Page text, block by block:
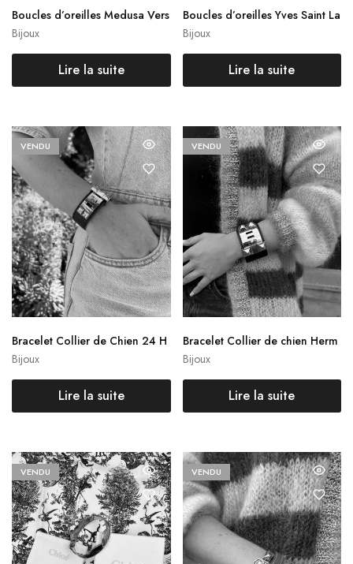
Bijoux
Boucles d’oreilles Medusa Vers
ace
Lire la suite
Bijoux
Boucles d’oreilles Yves Saint La
urent
Lire la suite
VENDU
Bijoux
Bracelet Collier de Chien 24 H
ermès
Lire la suite
VENDU
Bijoux
Bracelet Collier de chien Herm
ès
Lire la suite
VENDU VENDU